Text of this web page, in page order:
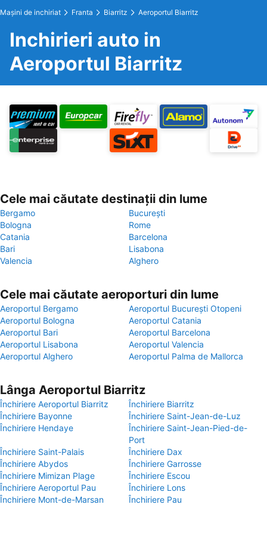
Maşini de inchiriat Franta Biarritz Aeroportul Biarritz
Inchirieri auto in
Aeroportul Biarritz
Cele mai căutate destinații din lume
Bergamo
București
Bologna
Rome
Catania
Barcelona
Bari
Lisabona
Valencia
Alghero
Cele mai căutate aeroporturi din lume
Aeroportul Bergamo
Aeroportul București Otopeni
Aeroportul Bologna
Aeroportul Catania
Aeroportul Bari
Aeroportul Barcelona
Aeroportul Lisabona
Aeroportul Valencia
Aeroportul Alghero
Aeroportul Palma de Mallorca
Lânga Aeroportul Biarritz
Închiriere Aeroportul Biarritz
Închiriere Biarritz
Închiriere Bayonne
Închiriere Saint-Jean-de-Luz
Închiriere Hendaye
Închiriere Saint-Jean-Pied-de-
Port
Închiriere Saint-Palais
Închiriere Dax
Închiriere Abydos
Închiriere Garrosse
Închiriere Mimizan Plage
Închiriere Escou
Închiriere Aeroportul Pau
Închiriere Lons
Închiriere Mont-de-Marsan
Închiriere Pau